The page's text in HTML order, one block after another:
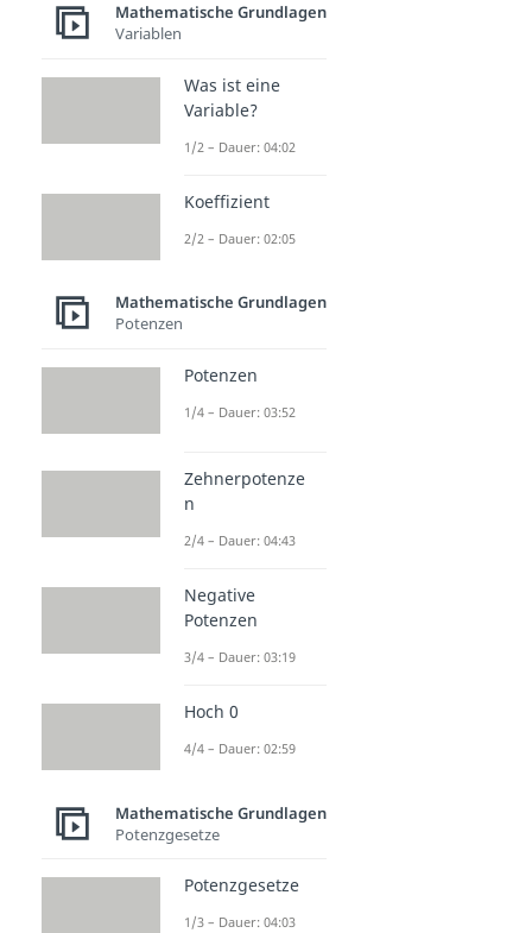
Mathematische Grundlagen
Variablen
Was ist eine
Variable?
1/2 – Dauer: 04:02
Koeffizient
2/2 – Dauer: 02:05
Mathematische Grundlagen
Potenzen
Potenzen
1/4 – Dauer: 03:52
Zehnerpotenze
n
2/4 – Dauer: 04:43
Negative
Potenzen
3/4 – Dauer: 03:19
Hoch 0
4/4 – Dauer: 02:59
Mathematische Grundlagen
Potenzgesetze
Potenzgesetze
1/3 – Dauer: 04:03